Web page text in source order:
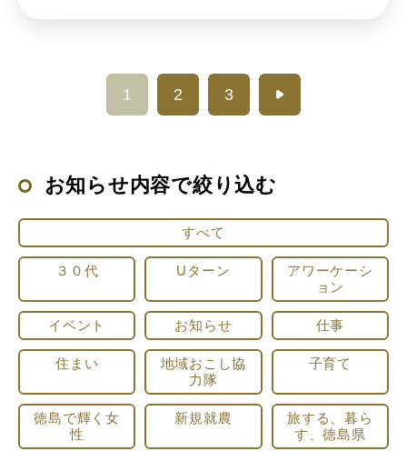
1 2 3
お知らせ内容で絞り込む
すべて
３０代 Uターン
アワーケーシ
ョン
イベント お知らせ 仕事
住まい
地域おこし協
力隊
子育て
徳島で輝く女
性
新規就農
旅する、暮ら
す、徳島県